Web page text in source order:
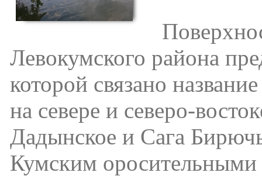
Левокумского района
которой связано
на севере и северо-
Дадынское и Сага
Кумским оросительными